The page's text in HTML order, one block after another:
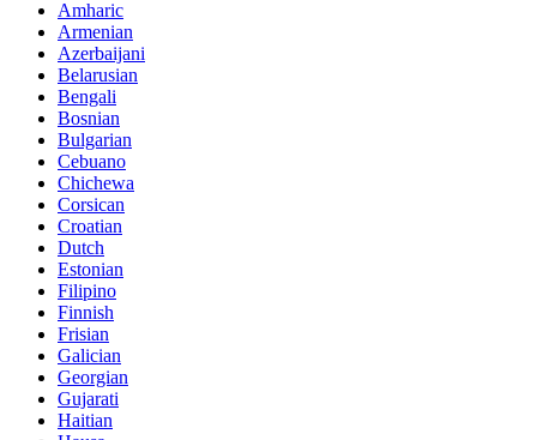
Amharic
Armenian
Azerbaijani
Belarusian
Bengali
Bosnian
Bulgarian
Cebuano
Chichewa
Corsican
Croatian
Dutch
Estonian
Filipino
Finnish
Frisian
Galician
Georgian
Gujarati
Haitian